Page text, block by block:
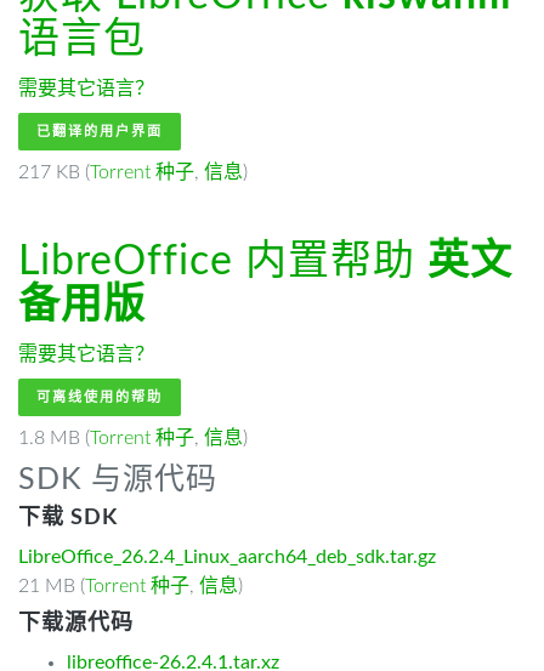
语言包
需要其它语言？
已翻译的用户界面
217 KB (Torrent 种子, 信息)
LibreOffice 内置帮助 英文
备用版
需要其它语言？
可离线使用的帮助
1.8 MB (Torrent 种子, 信息)
SDK 与源代码
下载 SDK
LibreOffice_26.2.4_Linux_aarch64_deb_sdk.tar.gz
21 MB (Torrent 种子, 信息)
下载源代码
libreoffice-26.2.4.1.tar.xz